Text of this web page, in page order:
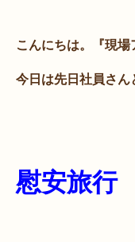
こんにちは。『現場
今日は先日社員さ
慰安旅行